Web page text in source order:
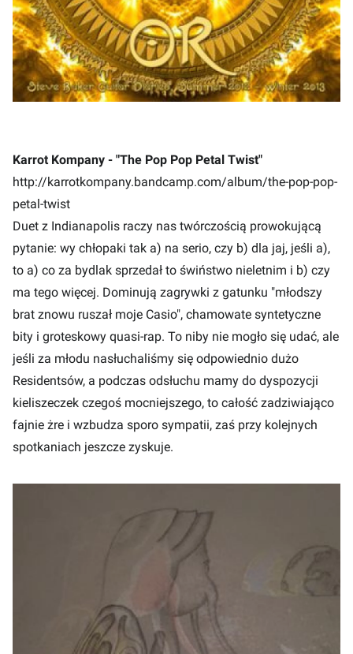
Karrot Kompany - "The Pop Pop Petal Twist"
http://karrotkompany.bandcamp.com/album/the-pop-pop-
petal-twist
Duet z Indianapolis raczy nas twórczością prowokującą
pytanie: wy chłopaki tak a) na serio, czy b) dla jaj, jeśli a),
to a) co za bydlak sprzedał to świństwo nieletnim i b) czy
ma tego więcej. Dominują zagrywki z gatunku "młodszy
brat znowu ruszał moje Casio", chamowate syntetyczne
bity i groteskowy quasi-rap. To niby nie mogło się udać, ale
jeśli za młodu nasłuchaliśmy się odpowiednio dużo
Residentsów, a podczas odsłuchu mamy do dyspozycji
kieliszeczek czegoś mocniejszego, to całość zadziwiająco
fajnie żre i wzbudza sporo sympatii, zaś przy kolejnych
spotkaniach jeszcze zyskuje.